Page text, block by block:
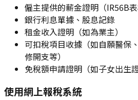
僱主提供的薪金證明（IR56B表
銀行利息單據、股息記錄
租金收入證明（如為業主）
可扣稅項目收據（如自願醫保
修開支等）
免稅額申請證明（如子女出生
使用網上報稅系統